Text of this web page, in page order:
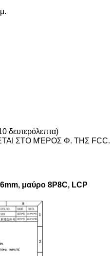
ΣΤΟ ΜΈΡΟΣ Φ. ΤΗΣ FCC.
μαύρο 8P8C, LCP